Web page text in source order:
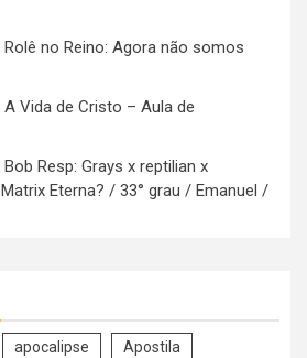
Rolê no Reino: Agora não somos
A Vida de Cristo – Aula de
Bob Resp: Grays x reptilian x
Eterna? / 33° grau / Emanuel /
apocalipse Apostila